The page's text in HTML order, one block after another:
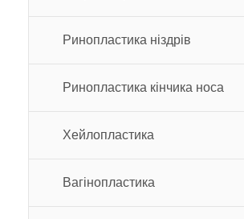
Ринопластика ніздрів
Ринопластика кінчика носа
Хейлопластика
Вагінопластика